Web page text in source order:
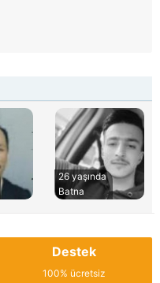
26 yaşında
Batna
Destek
100% ücretsiz